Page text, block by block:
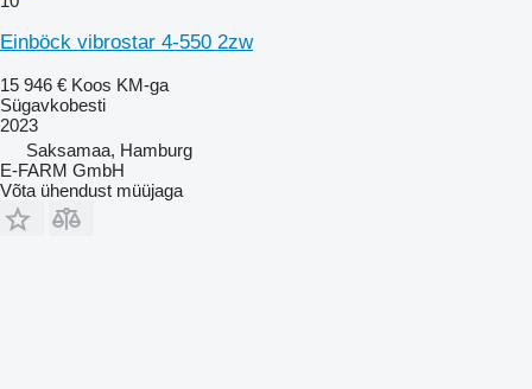
Einböck vibrostar 4-550 2zw
15 946 € Koos KM-ga
Sügavkobesti
2023
Saksamaa, Hamburg
E-FARM GmbH
Võta ühendust müüjaga